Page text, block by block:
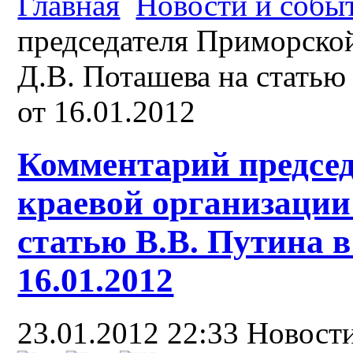
председателя
Д.В. Поташева на статью
от 16.01.2012
Комментарий
краевой
статью В.В. Путина в
16.01.2012
23.01.2012 22:33